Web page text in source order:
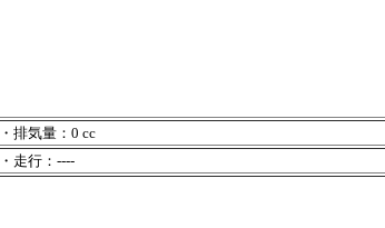
・排気量：0 cc
・走行：----